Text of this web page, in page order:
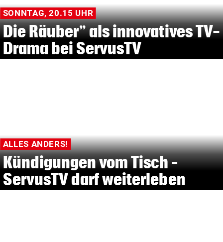
SONNTAG, 20.15 UHR
Die Räuber” als innovatives TV-
Drama bei ServusTV
ALLES ANDERS!
Kündigungen vom Tisch –
ServusTV darf weiterleben